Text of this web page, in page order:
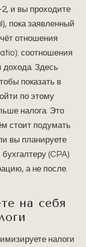
2, и вы проходите
пока заявленный
отношения
соотношения
Здесь
показать в
по этому
налога. Это
стоит подумать
вы планируете
(CPA)
а не после.
на себя
налоги